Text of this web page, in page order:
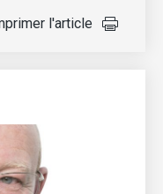
l'article